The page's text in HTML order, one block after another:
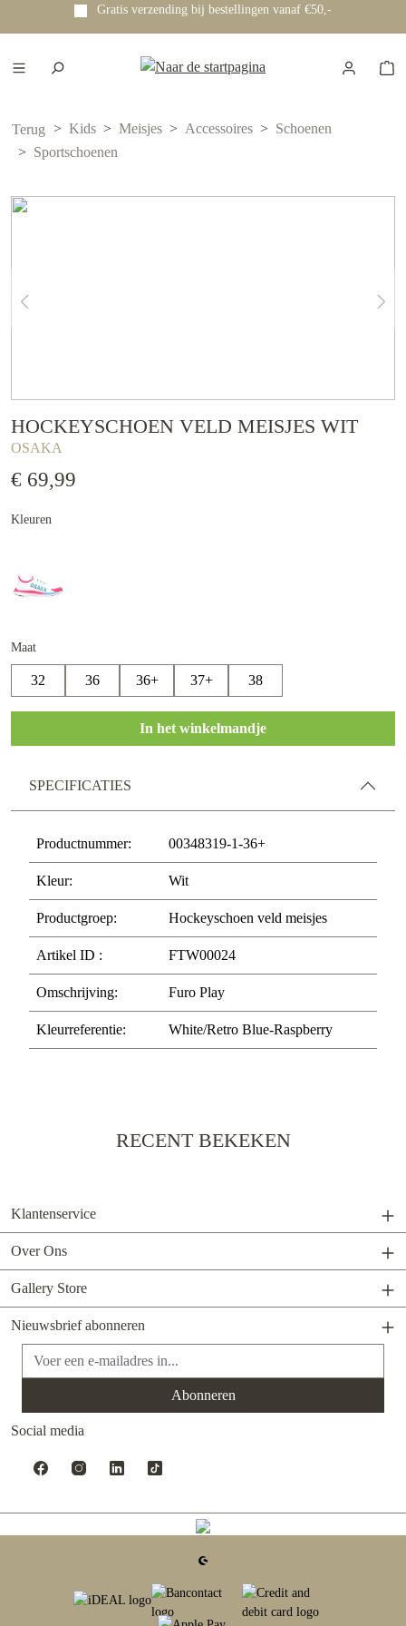
hoofdinhoud
Gratis verzending bij bestellingen vanaf €50,-
Terug Kids Meisjes Accessoires
Schoenen
Sportschoenen
HOCKEYSCHOEN VELD MEISJES WIT
OSAKA
€ 69,99
Kleuren
Maat
32 36 36+ 37+ 38
In het winkelmandje
SPECIFICATIES
Productnummer: 00348319-1-36+
Kleur: Wit
Productgroep: Hockeyschoen veld meisjes
Artikel ID : FTW00024
Omschrijving: Furo Play
Kleurreferentie: White/Retro Blue-Raspberry
RECENT BEKEKEN
Klantenservice
Over Ons
Gallery Store
Nieuwsbrief abonneren
E-mailadres*
Abonneren
Social media